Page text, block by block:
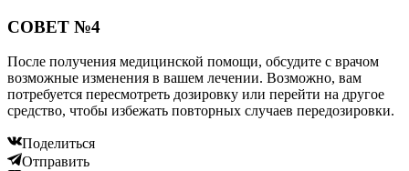
СОВЕТ №4
После получения медицинской помощи, обсудите с врачом
возможные изменения в вашем лечении. Возможно, вам
потребуется пересмотреть дозировку или перейти на другое
средство, чтобы избежать повторных случаев передозировки.
Поделиться
Отправить